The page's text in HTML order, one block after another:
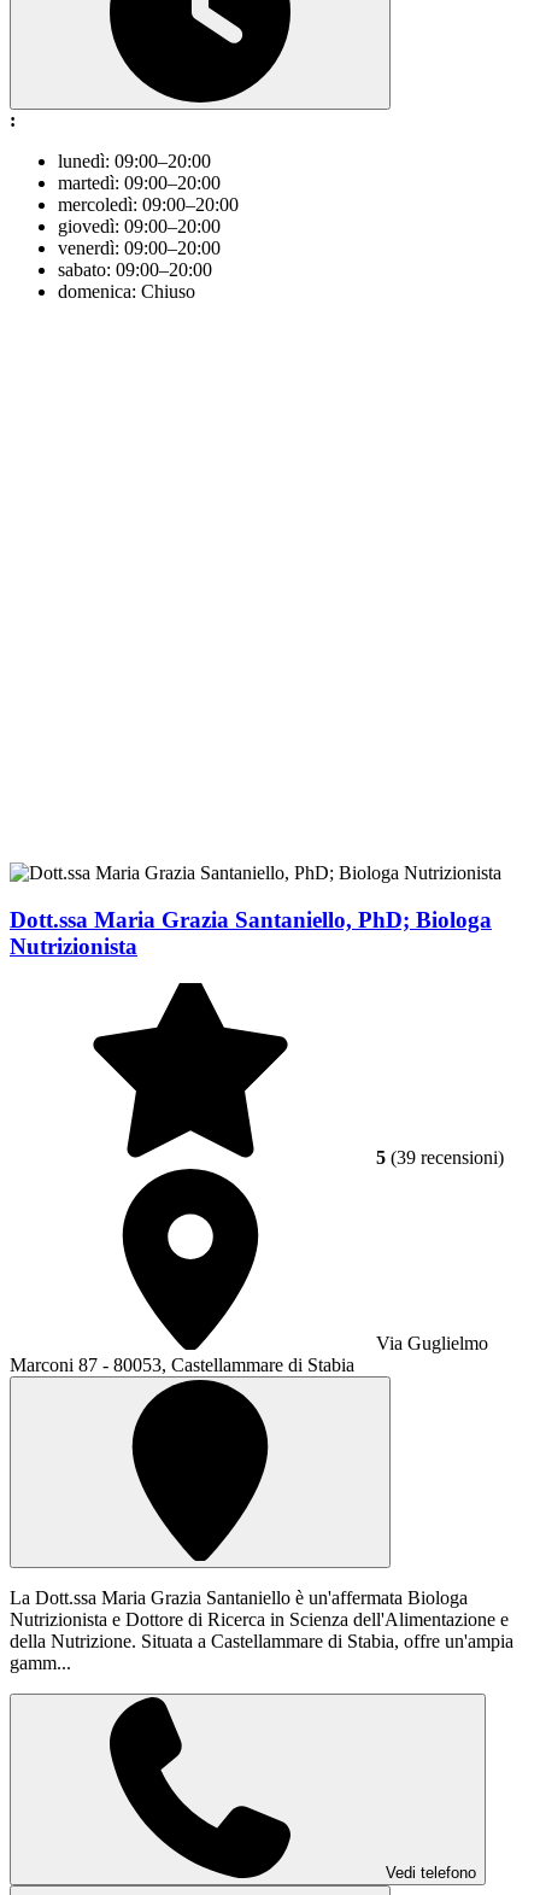
:
lunedì: 09:00–20:00
martedì: 09:00–20:00
mercoledì: 09:00–20:00
giovedì: 09:00–20:00
venerdì: 09:00–20:00
sabato: 09:00–20:00
domenica: Chiuso
Dott.ssa Maria Grazia Santaniello, PhD; Biologa
Nutrizionista
5 (39 recensioni)
Via Guglielmo
Marconi 87 - 80053, Castellammare di Stabia
La Dott.ssa Maria Grazia Santaniello è un'affermata Biologa
Nutrizionista e Dottore di Ricerca in Scienza dell'Alimentazione e
della Nutrizione. Situata a Castellammare di Stabia, offre un'ampia
gamm...
Vedi telefono